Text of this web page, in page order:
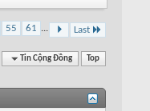
55 61 ... Last
Tin Cộng Đồng Top